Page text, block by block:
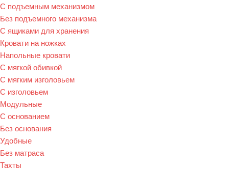
С подъемным механизмом
Без подъемного механизма
С ящиками для хранения
Кровати на ножках
Напольные кровати
С мягкой обивкой
С мягким изголовьем
С изголовьем
Модульные
С основанием
Без основания
Удобные
Без матраса
Тахты